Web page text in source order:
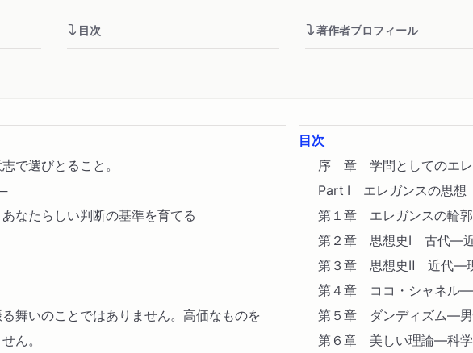
目次 著作者プロフィール
で選びとること。
なたらしい判断の基準を育てる
舞いのことではありません。高価なものを
ん。
目次
序 章 学問としてのエレ
Part Ⅰ エレガンスの思想
第１章 エレガンスの輪
第２章 思想史Ⅰ 古代―
第３章 思想史Ⅱ 近代―現
第４章 ココ・シャネル―
第５章 ダンディズム―男
第６章 美しい理論―科学